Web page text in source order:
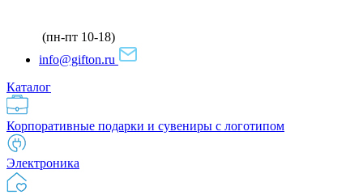
(пн-пт 10-18)
info@gifton.ru
Каталог
Корпоративные подарки и сувениры с логотипом
Электроника